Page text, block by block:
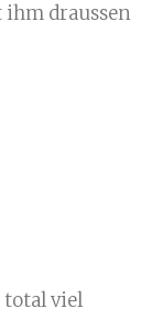
draussen
total viel